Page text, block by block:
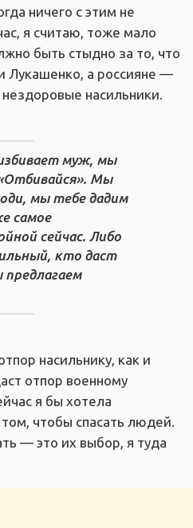
ничего с этим не
я считаю, тоже мало
быть стыдно за то, что
Лукашенко, а россияне —
насильники.
муж, мы
Мы
мы тебе дадим
самое
сейчас. Либо
кто даст
насильнику, как и
отпор военному
я бы хотела
чтобы спасать людей.
— это их выбор, я туда